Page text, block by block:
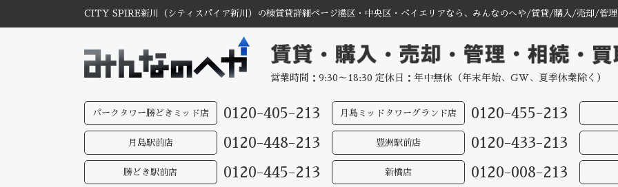
CITY SPIRE新川（シティスパイア新川）の棟賃貸詳細ページ港区・中央区・ベイエリアなら、みんなのへや/賃貸/購入/売却/管理
営業時間：9:30～18:30 定休日：年中無休（年末年始、GW、夏季休業除く）
パークタワー勝どきミッド店 0120-405-213 月島ミッドタワーグランド店 0120-455-213
月島駅前店 0120-448-213 豊洲駅前店 0120-433-213
勝どき駅前店 0120-445-213 新橋店 0120-008-213